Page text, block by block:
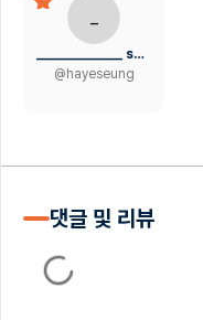
_____________ seung
@hayeseung
댓글 및 리뷰